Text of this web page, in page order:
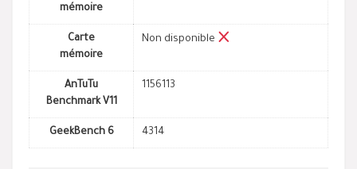
mémoire
Carte
mémoire
Non disponible
AnTuTu
Benchmark V11
1156113
GeekBench 6 4314